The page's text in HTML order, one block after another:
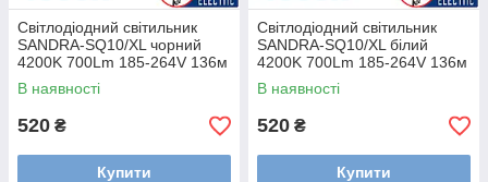
Світлодіодний світильник
SANDRA-SQ10/XL чорний
4200K 700Lm 185-264V 136м
h-200м
В наявності
520 ₴
Купити
Світлодіодний світильник
SANDRA-SQ10/XL білий
4200K 700Lm 185-264V 136м
h-200м
В наявності
520 ₴
Купити